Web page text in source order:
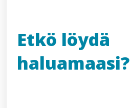
Etkö löydä
haluamaasi?